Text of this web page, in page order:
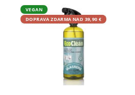
VEGAN
DOPRAVA ZDARMA NAD 39,90 €